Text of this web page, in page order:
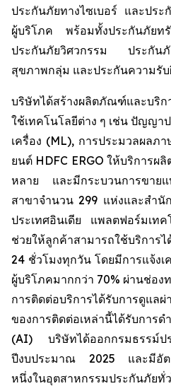
ประกันภัยทางไซเบอร์ และปร
ผู้บริโภค พร้อมทั้งประกันภัยท
ประกันภัยวิศวกรรม ประกัน
สุขภาพกลุ่ม และประกันความรั
บริษัทได้สร้างผลิตภัณฑ์และบริ
ใช้เทคโนโลยีต่าง ๆ เช่น ปัญญา
เครื่อง (ML), การประมวลผลภ
ยนต์ HDFC ERGO ให้บริการ
หลาย และมีกระบวนการขาย
สาขาจำนวน 299 แห่งและสำนั
ประเทศอินเดีย แพลตฟอร์มเท
ช่วยให้ลูกค้าสามารถใช้บริการ
24 ชั่วโมงทุกวัน โดยมีการแจ้ง
ผู้บริโภคมากกว่า 70% ผ่านช่อง
การติดต่อบริการได้รับการดูแ
ของการติดต่อเหล่านี้ได้รับการ
(AI) บริษัทได้ออกกรมธรร
ปีงบประมาณ 2025 และมีอัตร
หนึ่งในอุตสาหกรรมประกันภัยทั่